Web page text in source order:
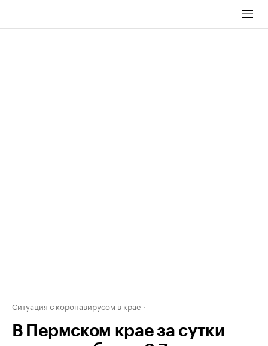
Ситуация с коронавирусом в крае
В Пермском крае за сутки